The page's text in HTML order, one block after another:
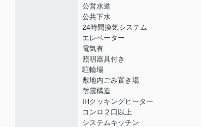
公営水道
公共下水
24時間換気システム
エレベーター
電気有
照明器具付き
駐輪場
敷地内ごみ置き場
耐震構造
IHクッキングヒーター
コンロ２口以上
システムキッチン